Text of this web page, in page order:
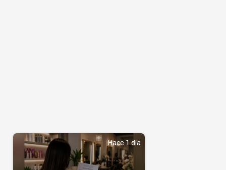
Hace 1 día